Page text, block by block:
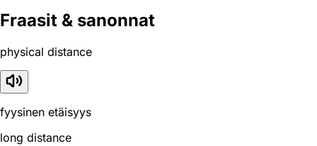
Fraasit & sanonnat
physical distance
fyysinen etäisyys
long distance